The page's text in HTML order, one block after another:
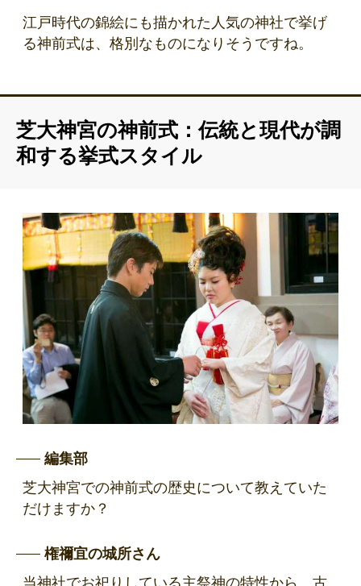
江戸時代の錦絵にも描かれた人気の神社で挙げ
る神前式は、格別なものになりそうですね。
芝大神宮の神前式：伝統と現代が調
和する挙式スタイル
編集部
芝大神宮での神前式の歴史について教えていた
だけますか？
権禰宜の城所さん
当神社でお祀りしている主祭神の特性から、古